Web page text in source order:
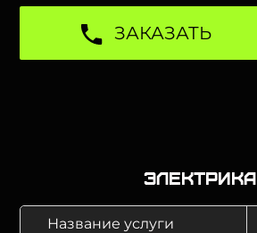
ЗАКАЗАТЬ
Электрика
Название услуги